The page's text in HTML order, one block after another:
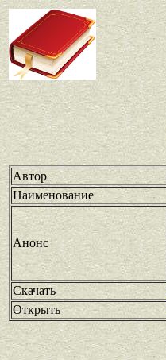
Автор
Наименование
Анонс
Скачать
Открыть